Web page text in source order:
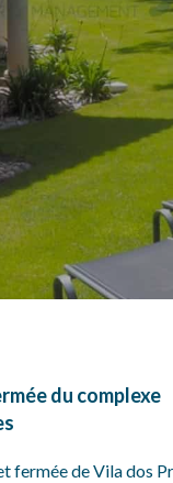
du complexe
fermée de Vila dos